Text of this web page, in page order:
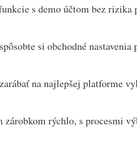
s demo účtom bez
si obchodné
na najlepšej platforme
rýchlo, s procesmi